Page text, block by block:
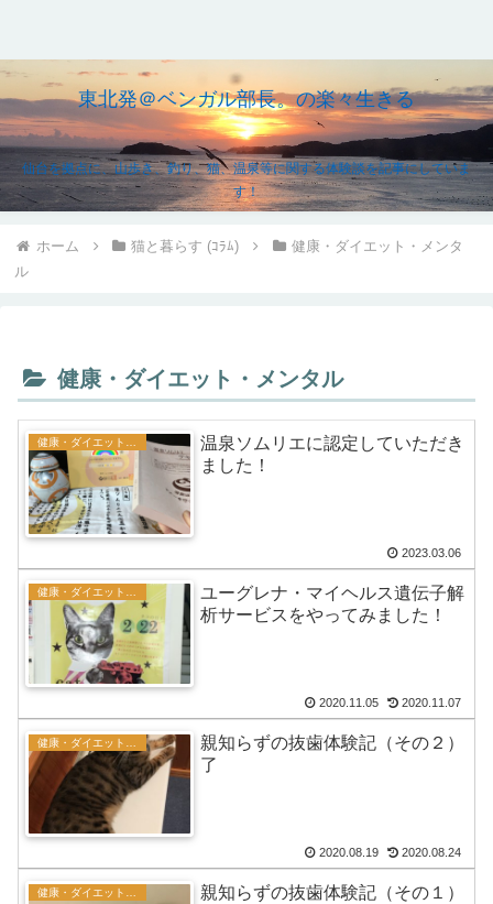
東北発＠ベンガル部長。の楽々生きる
仙台を拠点に、山歩き、釣り、猫、温泉等に関する体験談を記事にしていま
す！
ホーム 猫と暮らす (ｺﾗﾑ)
健康・ダイエット・メンタ
ル
健康・ダイエット・メンタル
健康・ダイエット・メンタル
温泉ソムリエに認定していただき
ました！
2023.03.06
健康・ダイエット・メンタル
ユーグレナ・マイヘルス遺伝子解
析サービスをやってみました！
2020.11.05 2020.11.07
親知らずの抜歯体験記（その２）
了
2020.08.19 2020.08.24
親知らずの抜歯体験記（その１）